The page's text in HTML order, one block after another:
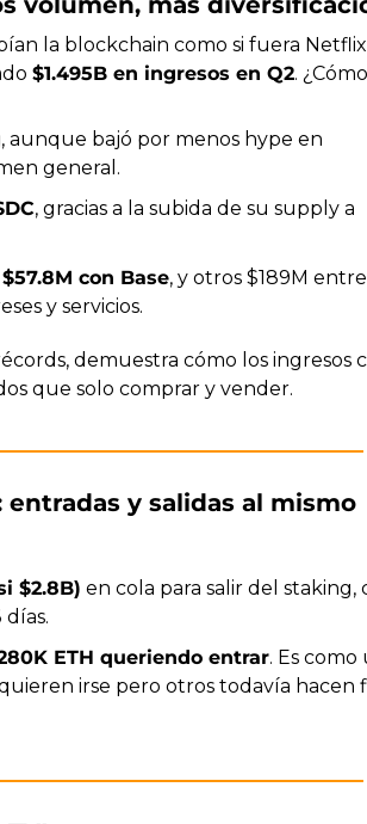
la blockchain como si fuera
$1.495B en ingresos en Q2.
, aunque bajó por menos hype en
general.
, gracias a la subida de su supply a
$57.8M con Base, y otros $189M entre
y servicios.
demuestra cómo los ingresos
que solo comprar y vender.
entradas y salidas al mismo
$2.8B) en cola para salir del staking,
días.
ETH queriendo entrar. Es como
irse pero otros todavía hacen